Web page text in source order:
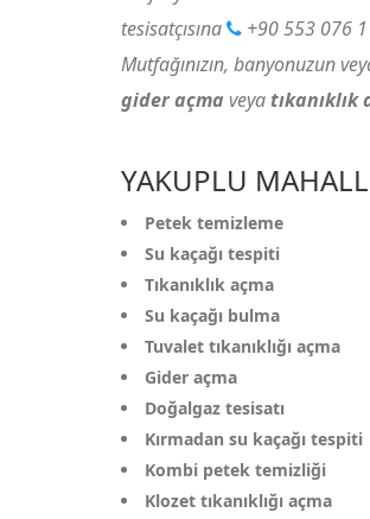
tesisatçısına
+90 553 076
Mutfağınızın, banyonuzun
gider açma veyatıkanıklık
YAKUPLU
Petek temizleme
Su kaçağı tespiti
Tıkanıklık açma
Su kaçağı bulma
Tuvalet tıkanıklığı açma
Gider açma
Doğalgaz tesisatı
Kırmadan su kaçağı tespiti
Kombi petek temizliği
Klozet tıkanıklığı açma